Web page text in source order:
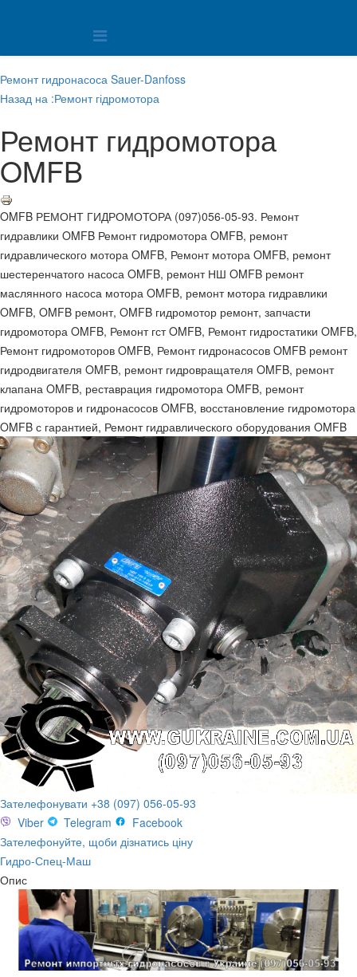
Ремонт гидронасоса Sauer-Danfoss
Назад на :Ремонт гідромотора
Ремонт гидромотора
OMFB
OMFB РЕМОНТ ГИДРОМОТОРА (097)056-05-93. Ремонт
гидравлики OMFB Ремонт гидромотора OMFB, ремонт
гидравлического мотора OMFB, Ремонт мотора OMFB, ремонт
шестеренчатого насоса OMFB, ремонт НШ OMFB ремонт
маслянного насоса мотора OMFB, ремонт мотора гидравлики
OMFB, OMFB ремонт, OMFB гидромотор ремонт, запчасти
гидромотора OMFB, Ремонт гст OMFB, Ремонт гидростатики OMFB,
Ремонт гидромоторов OMFB, Ремонт гидронасосов OMFB ремонт
гидродвигателя OMFB, ремонт гидровращателя OMFB, ремонт
клапана OMFB, реставрация гидромотора OMFB, ремонт
гидромоторов и гидронасосов OMFB, восстановление гидромотора
OMFB с гарантией, Ремонт гидравлического оборудования OMFB
Зателефонувати +38 (097) 056-05-93
Viber
Telegram
Facebook
Зателефонуйте, щоби дізнатись ціну
Гидро-Спец-Маш
Опис